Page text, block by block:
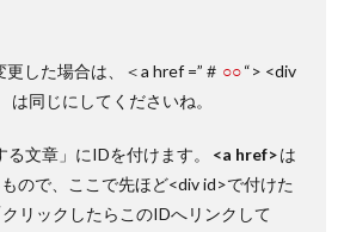
更した場合は、＜a href =”＃ ○○“> <div
は同じにしてくださいね。
る文章」にIDを付けます。 <a href>は
ので、ここで先ほど<div id>で付けた
リックしたらこのIDへリンクして